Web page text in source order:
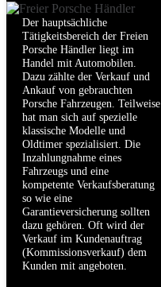
Der hauptsächliche
Tätigkeitsbereich der Freien
Porsche Händler liegt im
Handel mit Automobilen.
Dazu zählte der Verkauf und
Ankauf von gebrauchten
Porsche Fahrzeugen. Teilweise
hat man sich auf spezielle
klassische Modelle und
Oldtimer spezialisiert. Die
Inzahlungnahme eines
Fahrzeugs und eine
kompetente Verkaufsberatung
so wie eine
Garantieversicherung sollten
dazu gehören. Oft wird der
Verkauf im Kundenauftrag
(Kommissionsverkauf) dem
Kunden mit angeboten.